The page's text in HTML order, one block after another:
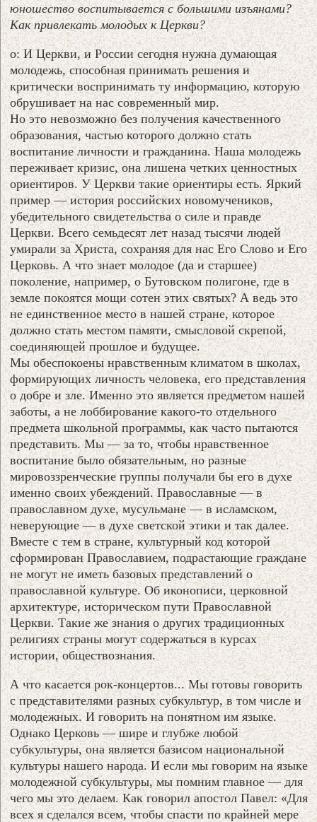
юношество воспитывается с большими изъянами?
Как привлекать молодых к Церкви?
о: И Церкви, и России сегодня нужна думающая
молодежь, способная принимать решения и
критически воспринимать ту информацию, которую
обрушивает на нас современный мир.
Но это невозможно без получения качественного
образования, частью которого должно стать
воспитание личности и гражданина. Наша молодежь
переживает кризис, она лишена четких ценностных
ориентиров. У Церкви такие ориентиры есть. Яркий
пример — история российских новомучеников,
убедительного свидетельства о силе и правде
Церкви. Всего семьдесят лет назад тысячи людей
умирали за Христа, сохраняя для нас Его Слово и Его
Церковь. А что знает молодое (да и старшее)
поколение, например, о Бутовском полигоне, где в
земле покоятся мощи сотен этих святых? А ведь это
не единственное место в нашей стране, которое
должно стать местом памяти, смысловой скрепой,
соединяющей прошлое и будущее.
Мы обеспокоены нравственным климатом в школах,
формирующих личность человека, его представления
о добре и зле. Именно это является предметом нашей
заботы, а не лоббирование какого-то отдельного
предмета школьной программы, как часто пытаются
представить. Мы — за то, чтобы нравственное
воспитание было обязательным, но разные
мировоззренческие группы получали бы его в духе
именно своих убеждений. Православные — в
православном духе, мусульмане — в исламском,
неверующие — в духе светской этики и так далее.
Вместе с тем в стране, культурный код которой
сформирован Православием, подрастающие граждане
не могут не иметь базовых представлений о
православной культуре. Об иконописи, церковной
архитектуре, историческом пути Православной
Церкви. Такие же знания о других традиционных
религиях страны могут содержаться в курсах
истории, обществознания.
А что касается рок-концертов... Мы готовы говорить
с представителями разных субкультур, в том числе и
молодежных. И говорить на понятном им языке.
Однако Церковь — шире и глубже любой
субкультуры, она является базисом национальной
культуры нашего народа. И если мы говорим на языке
молодежной субкультуры, мы помним главное — для
чего мы это делаем. Как говорил апостол Павел: «Для
всех я сделался всем, чтобы спасти по крайней мере